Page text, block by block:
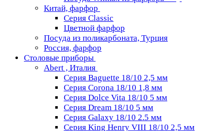
Китай, фарфор
Серия Classiс
Цветной фарфор
Посуда из поликарбоната, Турция
Россия, фарфор
Столовые приборы
Abert , Италия
Серия Baguette 18/10 2,5 мм
Серия Corona 18/10 1,8 мм
Серия Dolce Vita 18/10 5 мм
Серия Dream 18/10 5 мм
Серия Galaxy 18/10 2.5 мм
Серия King Henry VIII 18/10 2,5 мм